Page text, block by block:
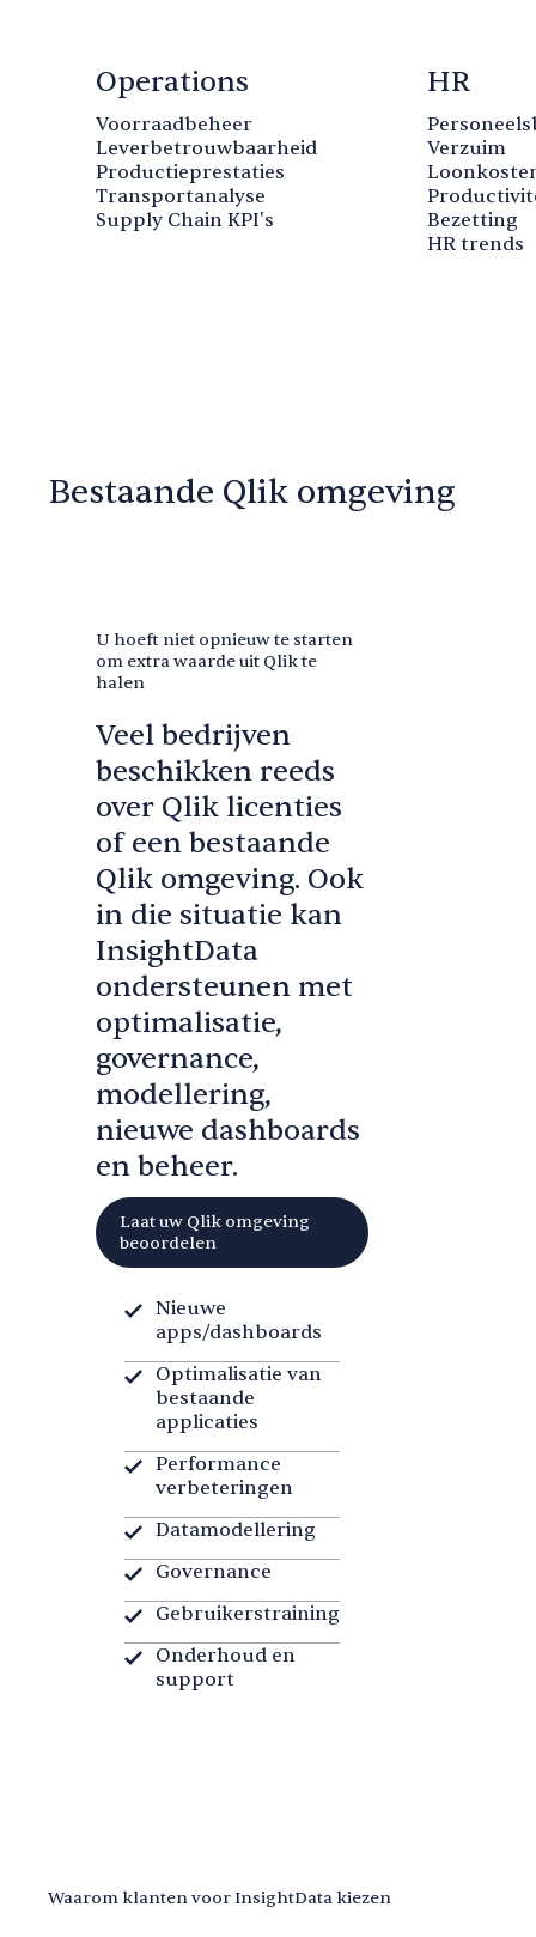
Operations
Voorraadbeheer
Leverbetrouwbaarheid
Productieprestaties
Transportanalyse
Supply Chain KPI's
HR
Verzuim
Bezetting
HR trends
Bestaande Qlik omgeving
U hoeft niet opnieuw te starten
om extra waarde uit Qlik te
halen
‍Veel bedrijven
beschikken reeds
over Qlik licenties
of een bestaande
Qlik omgeving. Ook
in die situatie kan
InsightData
ondersteunen met
optimalisatie,
governance,
modellering,
nieuwe dashboards
en beheer.
Laat uw Qlik omgeving
beoordelen
Nieuwe
apps/dashboards
Optimalisatie van
bestaande
applicaties
Performance
verbeteringen
Datamodellering
Governance
Gebruikerstraining
Onderhoud en
support
Waarom klanten voor InsightData kiezen